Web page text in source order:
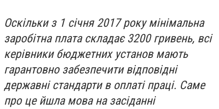
Оскільки з 1 січня 2017 року мінімальна
заробітна плата складає 3200 гривень, всі
керівники бюджетних установ мають
гарантовно забезпечити відповідні
державні стандарти в оплаті праці. Саме
про це йшла мова на засіданні